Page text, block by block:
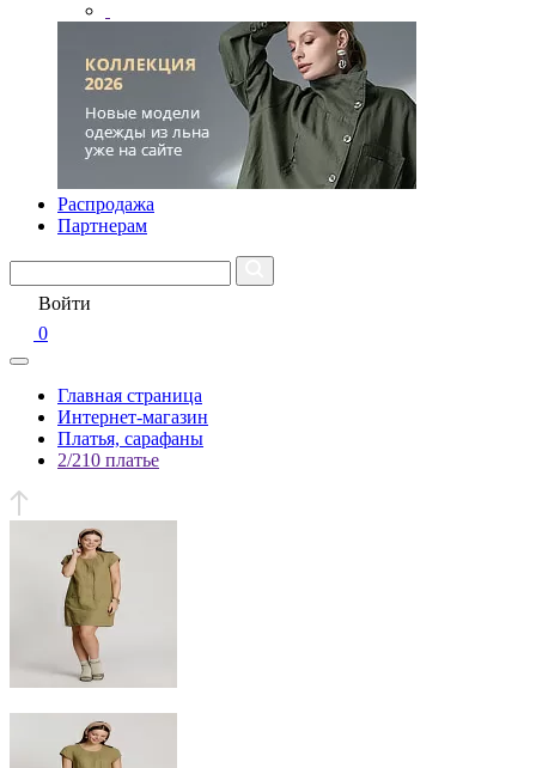
Распродажа
Партнерам
Войти
0
Главная страница
Интернет-магазин
Платья, сарафаны
2/210 платье